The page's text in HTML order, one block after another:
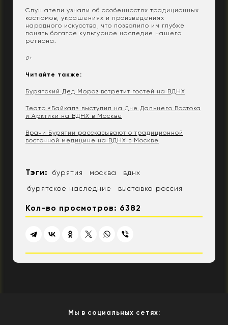
Слушатели узнали об особенностях традиционных
костюмов, украшениях и произведениях
народного искусства, что позволило им глубже
понять богатое культурное наследие нашего
региона.
0+
Читайте также:
Бурятский Дед Мороз встретит гостей на ВДНХ
Театр «Байкал» выступил на Дне Дальнего Востока
и Арктики на ВДНХ в Москве
Врачи Бурятии рассказывают о традиционной
восточной медицине на ВДНХ в Москве
Тэги: бурятия москва
вднх
бурятское наследние
выставка россия
Кол-во просмотров: 6382
Мы в социальных сетях: